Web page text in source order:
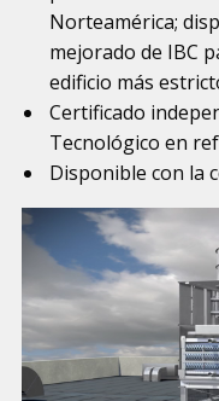
Norteamérica;
mejorado de IBC
edificio más
Certificado
Tecnológico en
Disponible con la